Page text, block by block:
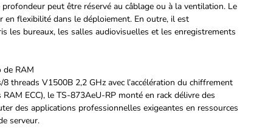
profondeur peut être réservé au câblage ou à la ventilation. Le
en flexibilité dans le déploiement. En outre, il est
les bureaux, les salles audiovisuelles et les enregistrements
de RAM
threads V1500B 2,2 GHz avec l’accélération du chiffrement
ECC), le TS-873AeU-RP monté en rack délivre des
des applications professionnelles exigeantes en ressources
serveur.